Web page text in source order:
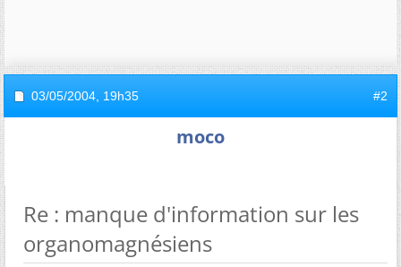
03/05/2004, 19h35 #2
moco
Re : manque d'information sur les
organomagnésiens